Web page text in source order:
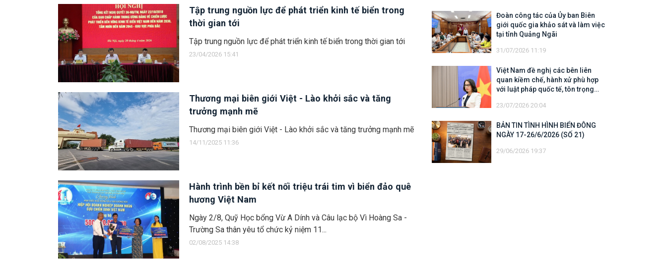
Tập trung nguồn lực để phát triển kinh tế biển trong
thời gian tới
Tập trung nguồn lực để phát triển kinh tế biển trong thời gian tới
23/04/2026 15:41
Thương mại biên giới Việt - Lào khởi sắc và tăng
trưởng mạnh mẽ
Thương mại biên giới Việt - Lào khởi sắc và tăng trưởng mạnh mẽ
14/11/2025 11:36
Hành trình bền bỉ kết nối triệu trái tim vì biển đảo quê
hương Việt Nam
Ngày 2/8, Quỹ Học bổng Vừ A Dính và Câu lạc bộ Vì Hoàng Sa -
Trường Sa thân yêu tổ chức kỷ niệm 11...
02/08/2025 14:38
Đoàn công tác của Ủy ban Biên
giới quốc gia khảo sát và làm việc
tại tỉnh Quảng Ngãi
31/07/2026 11:19
Việt Nam đề nghị các bên liên
quan kiềm chế, hành xử phù hợp
với luật pháp quốc tế, tôn trọng
đối với vùng đặc quyền kinh tế và
23/07/2026 20:04
BẢN TIN TÌNH HÌNH BIỂN ĐÔNG
NGÀY 17-26/6/2026 (SỐ 21)
29/06/2026 19:37